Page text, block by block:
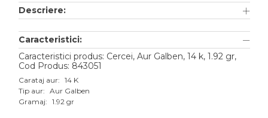
Aur alb
Aur roz
Aur mixt
Descriere:
Caracteristici:
Caracteristici produs: Cercei, Aur Galben, 14 k, 1.92 gr,
Cod Produs: 843051
Carataj aur: 14 K
Tip aur: Aur Galben
Gramaj: 1.92 gr